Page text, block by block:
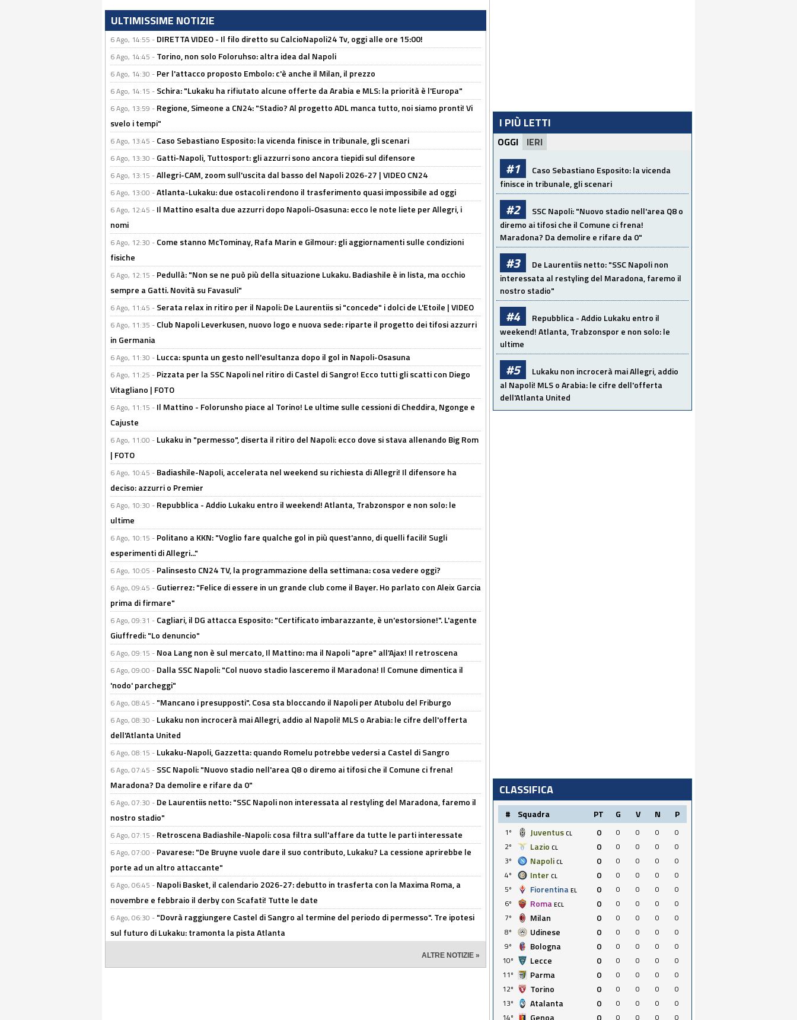
ULTIMISSIME NOTIZIE
6 Ago, 14:55 - DIRETTA VIDEO - Il filo diretto su CalcioNapoli24 Tv, oggi alle ore 15:00!
6 Ago, 14:45 - Torino, non solo Foloruhso: altra idea dal Napoli
6 Ago, 14:30 - Per l'attacco proposto Embolo: c'è anche il Milan, il prezzo
6 Ago, 14:15 - Schira: "Lukaku ha rifiutato alcune offerte da Arabia e MLS: la priorità è l'Europa"
6 Ago, 13:59 - Regione, Simeone a CN24: "Stadio? Al progetto ADL manca tutto, noi siamo pronti! Vi
svelo i tempi"
6 Ago, 13:45 - Caso Sebastiano Esposito: la vicenda finisce in tribunale, gli scenari
6 Ago, 13:30 - Gatti-Napoli, Tuttosport: gli azzurri sono ancora tiepidi sul difensore
6 Ago, 13:15 -Allegri-CAM, zoom sull'uscita dal basso del Napoli 2026-27 | VIDEO CN24
6 Ago, 13:00 -Atlanta-Lukaku: due ostacoli rendono il trasferimento quasi impossibile ad oggi
6 Ago, 12:45 - Il Mattino esalta due azzurri dopo Napoli-Osasuna: ecco le note liete per Allegri, i
nomi
6 Ago, 12:30 - Come stanno McTominay, Rafa Marin e Gilmour: gli aggiornamenti sulle condizioni
fisiche
6 Ago, 12:15 - Pedullà: "Non se ne può più della situazione Lukaku. Badiashile è in lista, ma occhio
sempre a Gatti. Novità su Favasuli"
6 Ago, 11:45 - Serata relax in ritiro per il Napoli: De Laurentiis si "concede" i dolci de L'Etoile | VIDEO
6 Ago, 11:35 - Club Napoli Leverkusen, nuovo logo e nuova sede: riparte il progetto dei tifosi azzurri
in Germania
6 Ago, 11:30 - Lucca: spunta un gesto nell'esultanza dopo il gol in Napoli-Osasuna
6 Ago, 11:25 - Pizzata per la SSC Napoli nel ritiro di Castel di Sangro! Ecco tutti gli scatti con Diego
Vitagliano | FOTO
6 Ago, 11:15 - Il Mattino - Folorunsho piace al Torino! Le ultime sulle cessioni di Cheddira, Ngonge e
Cajuste
6 Ago, 11:00 - Lukaku in "permesso", diserta il ritiro del Napoli: ecco dove si stava allenando Big Rom
| FOTO
6 Ago, 10:45 - Badiashile-Napoli, accelerata nel weekend su richiesta di Allegri! Il difensore ha
deciso: azzurri o Premier
6 Ago, 10:30 - Repubblica - Addio Lukaku entro il weekend! Atlanta, Trabzonspor e non solo: le
ultime
6 Ago, 10:15 - Politano a KKN: "Voglio fare qualche gol in più quest'anno, di quelli facili! Sugli
esperimenti di Allegri..."
6 Ago, 10:05 - Palinsesto CN24 TV, la programmazione della settimana: cosa vedere oggi?
6 Ago, 09:45 - Gutierrez: "Felice di essere in un grande club come il Bayer. Ho parlato con Aleix Garcia
prima di firmare"
6 Ago, 09:31 - Cagliari, il DG attacca Esposito: "Certificato imbarazzante, è un'estorsione!". L'agente
Giuffredi: "Lo denuncio"
6 Ago, 09:15 - Noa Lang non è sul mercato, Il Mattino: ma il Napoli "apre" all'Ajax! Il retroscena
6 Ago, 09:00 - Dalla SSC Napoli: "Col nuovo stadio lasceremo il Maradona! Il Comune dimentica il
'nodo' parcheggi"
6 Ago, 08:45 - "Mancano i presupposti". Cosa sta bloccando il Napoli per Atubolu del Friburgo
6 Ago, 08:30 - Lukaku non incrocerà mai Allegri, addio al Napoli! MLS o Arabia: le cifre dell'offerta
dell'Atlanta United
6 Ago, 08:15 - Lukaku-Napoli, Gazzetta: quando Romelu potrebbe vedersi a Castel di Sangro
6 Ago, 07:45 - SSC Napoli: "Nuovo stadio nell'area Q8 o diremo ai tifosi che il Comune ci frena!
Maradona? Da demolire e rifare da 0"
6 Ago, 07:30 - De Laurentiis netto: "SSC Napoli non interessata al restyling del Maradona, faremo il
nostro stadio"
6 Ago, 07:15 - Retroscena Badiashile-Napoli: cosa filtra sull'affare da tutte le parti interessate
6 Ago, 07:00 - Pavarese: "De Bruyne vuole dare il suo contributo, Lukaku? La cessione aprirebbe le
porte ad un altro attaccante"
6 Ago, 06:45 - Napoli Basket, il calendario 2026-27: debutto in trasferta con la Maxima Roma, a
novembre e febbraio il derby con Scafati! Tutte le date
6 Ago, 06:30 - "Dovrà raggiungere Castel di Sangro al termine del periodo di permesso". Tre ipotesi
sul futuro di Lukaku: tramonta la pista Atlanta
ALTRE NOTIZIE »
I PIÙ LETTI
OGGI IERI
#1
Caso Sebastiano Esposito: la vicenda
finisce in tribunale, gli scenari
#2
SSC Napoli: "Nuovo stadio nell'area Q8 o
diremo ai tifosi che il Comune ci frena!
Maradona? Da demolire e rifare da 0"
#3
De Laurentiis netto: "SSC Napoli non
interessata al restyling del Maradona, faremo il
nostro stadio"
#4
Repubblica - Addio Lukaku entro il
weekend! Atlanta, Trabzonspor e non solo: le
ultime
#5
Lukaku non incrocerà mai Allegri, addio
al Napoli! MLS o Arabia: le cifre dell'offerta
dell'Atlanta United
CLASSIFICA
# Squadra PT G V N P
1º Juventus CL 0 0 0 0
0
2º
Lazio CL 0 0 0 0
0
3º
Napoli CL 0 0 0 0
0
4º
Inter CL 0 0 0 0
0
5º
Fiorentina EL 0 0 0 0
0
6º
Roma ECL 0 0 0 0
0
7º
Milan 0 0 0 0
0
8º
Udinese 0 0 0 0
0
9º
Bologna 0 0 0 0
0
10º
Lecce 0 0 0 0
0
11º
Parma 0 0 0 0
0
12º
Torino 0 0 0 0
0
13º
Atalanta 0 0 0 0
0
14º
Genoa 0 0 0 0 0